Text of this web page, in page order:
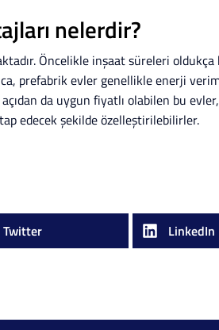
nelerdir?
Öncelikle inşaat süreleri oldukça
prefabrik evler genellikle enerji
da uygun fiyatlı olabilen bu
edecek şekilde özelleştirilebilirler.
Twitter LinkedIn